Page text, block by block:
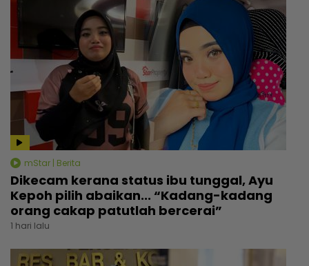
mStar | Berita
Dikecam kerana status ibu tunggal, Ayu
Kepoh pilih abaikan... “Kadang-kadang
orang cakap patutlah bercerai”
1 hari lalu